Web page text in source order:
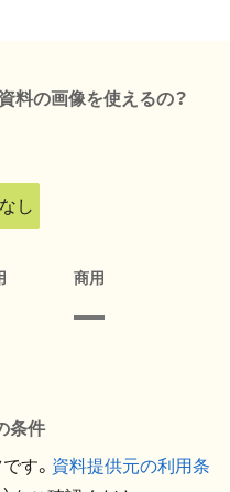
料の画像を使えるの？
し
商用
条件
す。 資料提供元の利用条